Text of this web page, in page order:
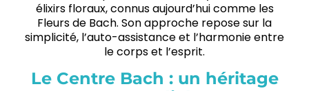
élixirs floraux, connus aujourd’hui comme les
Fleurs de Bach. Son approche repose sur la
simplicité, l’auto-assistance et l’harmonie entre
le corps et l’esprit.
Le Centre Bach : un héritage